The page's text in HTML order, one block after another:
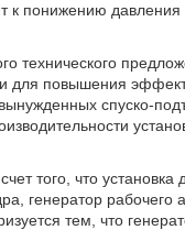
к понижению
технического
для повышения
спуско-
того, что
генератор
тем, что